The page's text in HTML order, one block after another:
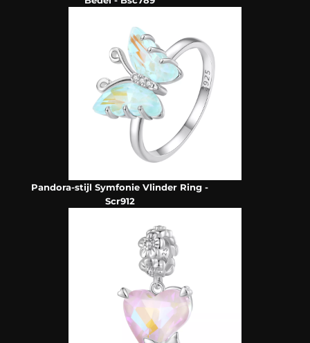
Pandora-stijl Symfonie Vlinder Ring -
Scr912